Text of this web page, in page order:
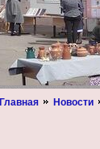
Главная Новости